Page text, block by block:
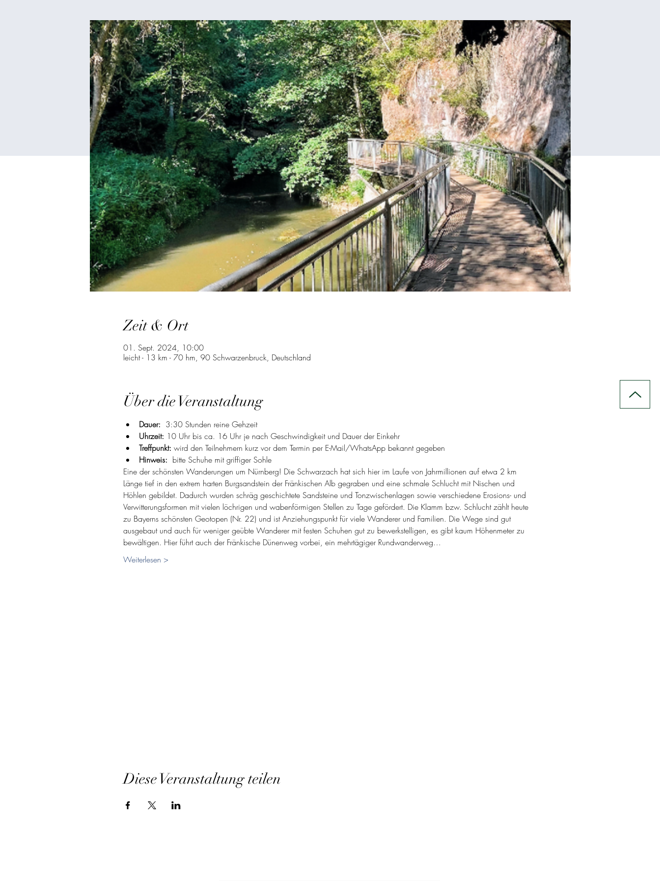
Zeit & Ort
01. Sept. 2024, 10:00
leicht - 13 km - 70 hm, 90 Schwarzenbruck, Deutschland
Über die Veranstaltung
Dauer: 3:30 Stunden reine Gehzeit
Uhrzeit: 10 Uhr bis ca. 16 Uhr je nach Geschwindigkeit und Dauer der Einkehr
Treffpunkt: wird den Teilnehmern kurz vor dem Termin per E-Mail/WhatsApp bekannt gegeben
Hinweis: bitte Schuhe mit griffiger Sohle
Eine der schönsten Wanderungen um Nürnberg! Die Schwarzach hat sich hier im Laufe von Jahrmillionen auf etwa 2 km
Länge tief in den extrem harten Burgsandstein der Fränkischen Alb gegraben und eine schmale Schlucht mit Nischen und
Höhlen gebildet. Dadurch wurden schräg geschichtete Sandsteine und Tonzwischenlagen sowie verschiedene Erosions- und
Verwitterungsformen mit vielen löchrigen und wabenförmigen Stellen zu Tage gefördert. Die Klamm bzw. Schlucht zählt heute
zu Bayerns schönsten Geotopen (Nr. 22) und ist Anziehungspunkt für viele Wanderer und Familien. Die Wege sind gut
ausgebaut und auch für weniger geübte Wanderer mit festen Schuhen gut zu bewerkstelligen, es gibt kaum Höhenmeter zu
bewältigen. Hier führt auch der Fränkische Dünenweg vorbei, ein mehrtägiger Rundwanderweg…
Weiterlesen >
Diese Veranstaltung teilen